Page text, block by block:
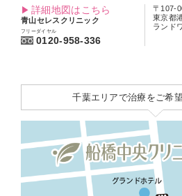
詳細地図はこちら
青山セレスクリニック
フリーダイヤル
0120-958-336
〒107-
東京都
ランド
千葉エリアで治療をご希